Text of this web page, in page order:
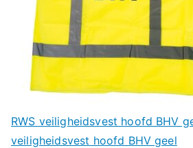
RWS veiligheidsvest hoofd BHV
veiligheidsvest hoofd BHV geel